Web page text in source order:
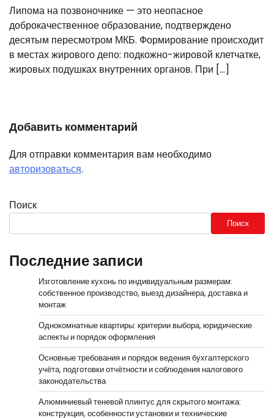
Липома на позвоночнике — это неопасное
доброкачественное образование, подтверждено
десятым пересмотром МКБ. Формирование происходит
в местах жирового депо: подкожно-жировой клетчатке,
жировых подушках внутренних органов. При […]
Добавить комментарий
Для отправки комментария вам необходимо
авторизоваться.
Поиск
Поиск
Последние записи
Изготовление кухонь по индивидуальным размерам:
собственное производство, выезд дизайнера, доставка и
монтаж
Однокомнатные квартиры: критерии выбора, юридические
аспекты и порядок оформления
Основные требования и порядок ведения бухгалтерского
учёта, подготовки отчётности и соблюдения налогового
законодательства
Алюминиевый теневой плинтус для скрытого монтажа:
конструкция, особенности установки и технические